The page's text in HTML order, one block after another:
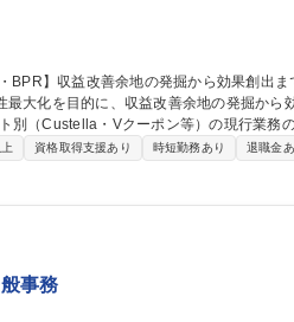
討 ■理想像実現に向けたロードマップ作成
適化・要件定義 ■社内外関係者との調整
業務改革・BPR】収益改善余地の発掘から効果創出ま
資格取得支援あり 時短勤務あり 退職金
事務